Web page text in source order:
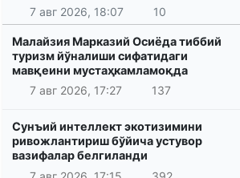
7 авг 2026, 18:07 10
Малайзия Марказий Осиёда тиббий
туризм йўналиши сифатидаги
мавқеини мустаҳкамламоқда
7 авг 2026, 17:27
137
Сунъий интеллект экотизимини
ривожлантириш бўйича устувор
вазифалар белгиланди